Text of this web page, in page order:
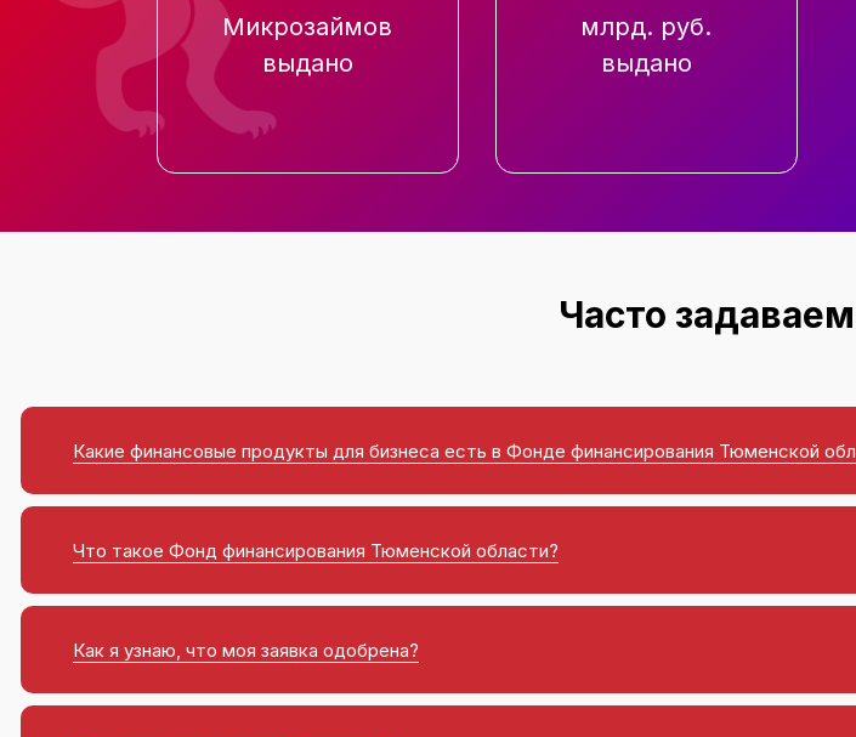
Микрозаймов
выдано
млрд. руб.
выдано
Часто
Какие финансовые продукты для бизнеса есть в Фонде финансирования Тюменской
Что такое Фонд финансирования Тюменской области?
Как я узнаю, что моя заявка одобрена?